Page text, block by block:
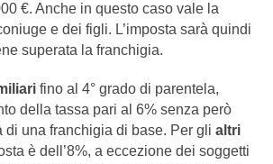
€. Anche in questo caso vale la
e dei figli. L’imposta sarà quindi
superata la franchigia.
fino al 4° grado di parentela,
della tassa pari al 6% senza però
di una franchigia di base. Per gli altri
è dell’8%, a eccezione dei soggetti